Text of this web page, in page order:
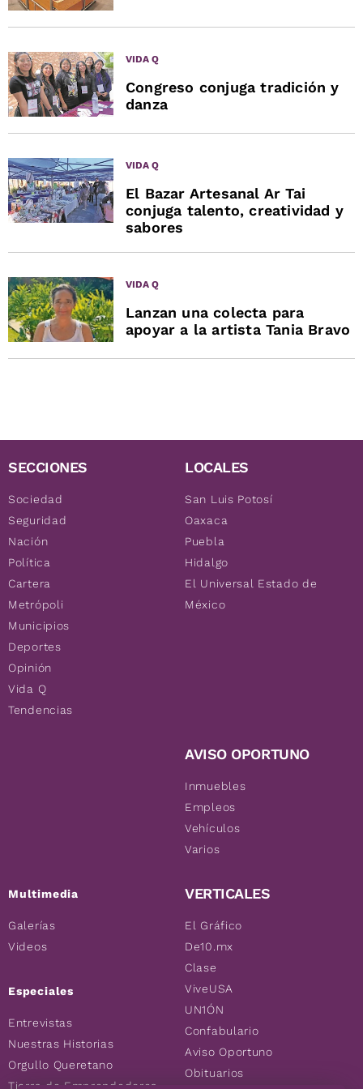
VIDA Q
Congreso conjuga tradición y
danza
VIDA Q
El Bazar Artesanal Ar Tai
conjuga talento, creatividad y
sabores
VIDA Q
Lanzan una colecta para
apoyar a la artista Tania Bravo
SECCIONES
Sociedad
Seguridad
Nación
Política
Cartera
Metrópoli
Municipios
Deportes
Opinión
Vida Q
Tendencias
Multimedia
Galerías
Videos
Especiales
Entrevistas
Nuestras Historias
Orgullo Queretano
Tierra de Emprendedores
LOCALES
San Luis Potosí
Oaxaca
Puebla
Hidalgo
El Universal Estado de
México
AVISO OPORTUNO
Inmuebles
Empleos
Vehículos
Varios
VERTICALES
El Gráfico
De10.mx
Clase
ViveUSA
UN1ÓN
Confabulario
Aviso Oportuno
Obituarios